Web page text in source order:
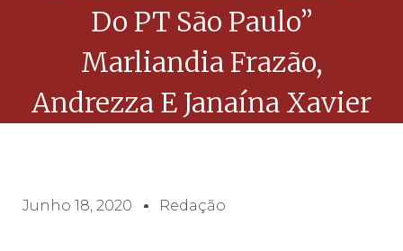
Do PT São Paulo”
Marliandia Frazão,
Andrezza E Janaína Xavier
Junho 18, 2020 Redação